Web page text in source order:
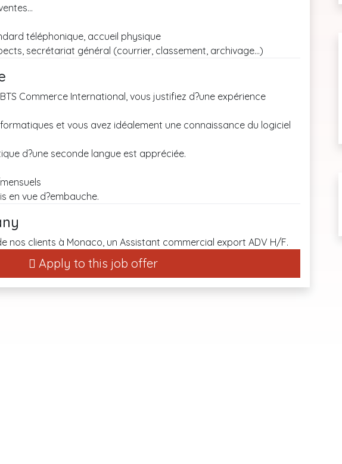
téléphonique, accueil physique
secrétariat général (courrier, classement, archivage...)
Commerce International, vous justifiez d?une expérience
et vous avez idéalement une connaissance du logiciel
d?une seconde langue est appréciée.
en vue d?embauche.
nos clients à Monaco, un Assistant commercial export ADV H/F.
Apply to this job offer